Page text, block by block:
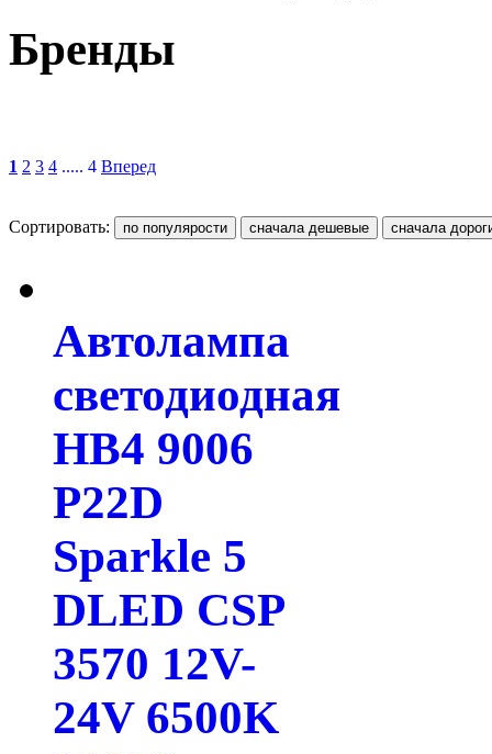
Бренды
1 2 3 4 ..... 4 Вперед
Сортировать:
Автолампа
светодиодная
HB4 9006
P22D
Sparkle 5
DLED CSP
3570 12V-
24V 6500K